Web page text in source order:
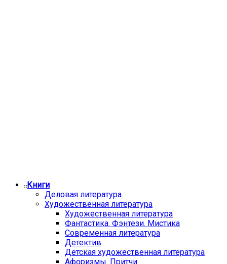
Книги
Деловая литература
Художественная литература
Художественная литература
Фантастика. Фэнтези. Мистика
Современная литература
Детектив
Детская художественная литература
Афоризмы. Притчи